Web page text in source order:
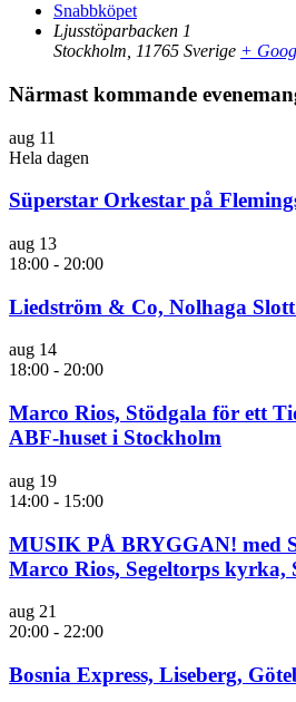
Snabbköpet
Ljusstöparbacken 1
Stockholm
11765 Sverige +
Närmast kommande
aug 11
Hela dagen
Süperstar Orkestar på
aug 13
18:00 - 20:00
Liedström & Co, Nolhaga
aug 14
18:00 - 20:00
Marco Rios, Stödgala för ett
ABF-huset i Stockholm
aug 19
14:00 - 15:00
MUSIK PÅ BRYGGAN! med
Marco Rios, Segeltorps kyrka,
aug 21
20:00 - 22:00
Bosnia Express, Liseberg,